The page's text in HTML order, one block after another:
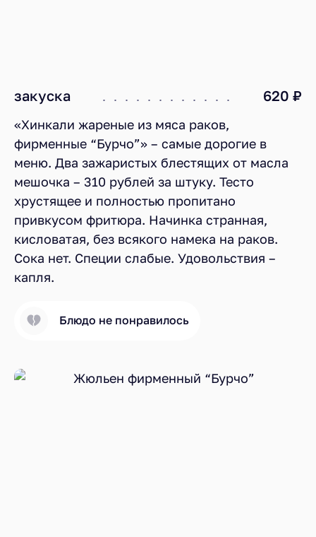
закуска 620 ₽
«Хинкали жареные из мяса раков,
фирменные “Бурчо”» – самые дорогие в
меню. Два зажаристых блестящих от масла
мешочка – 310 рублей за штуку. Тесто
хрустящее и полностью пропитано
привкусом фритюра. Начинка странная,
кисловатая, без всякого намека на раков.
Сока нет. Специи слабые. Удовольствия –
капля.
Блюдо не понравилось